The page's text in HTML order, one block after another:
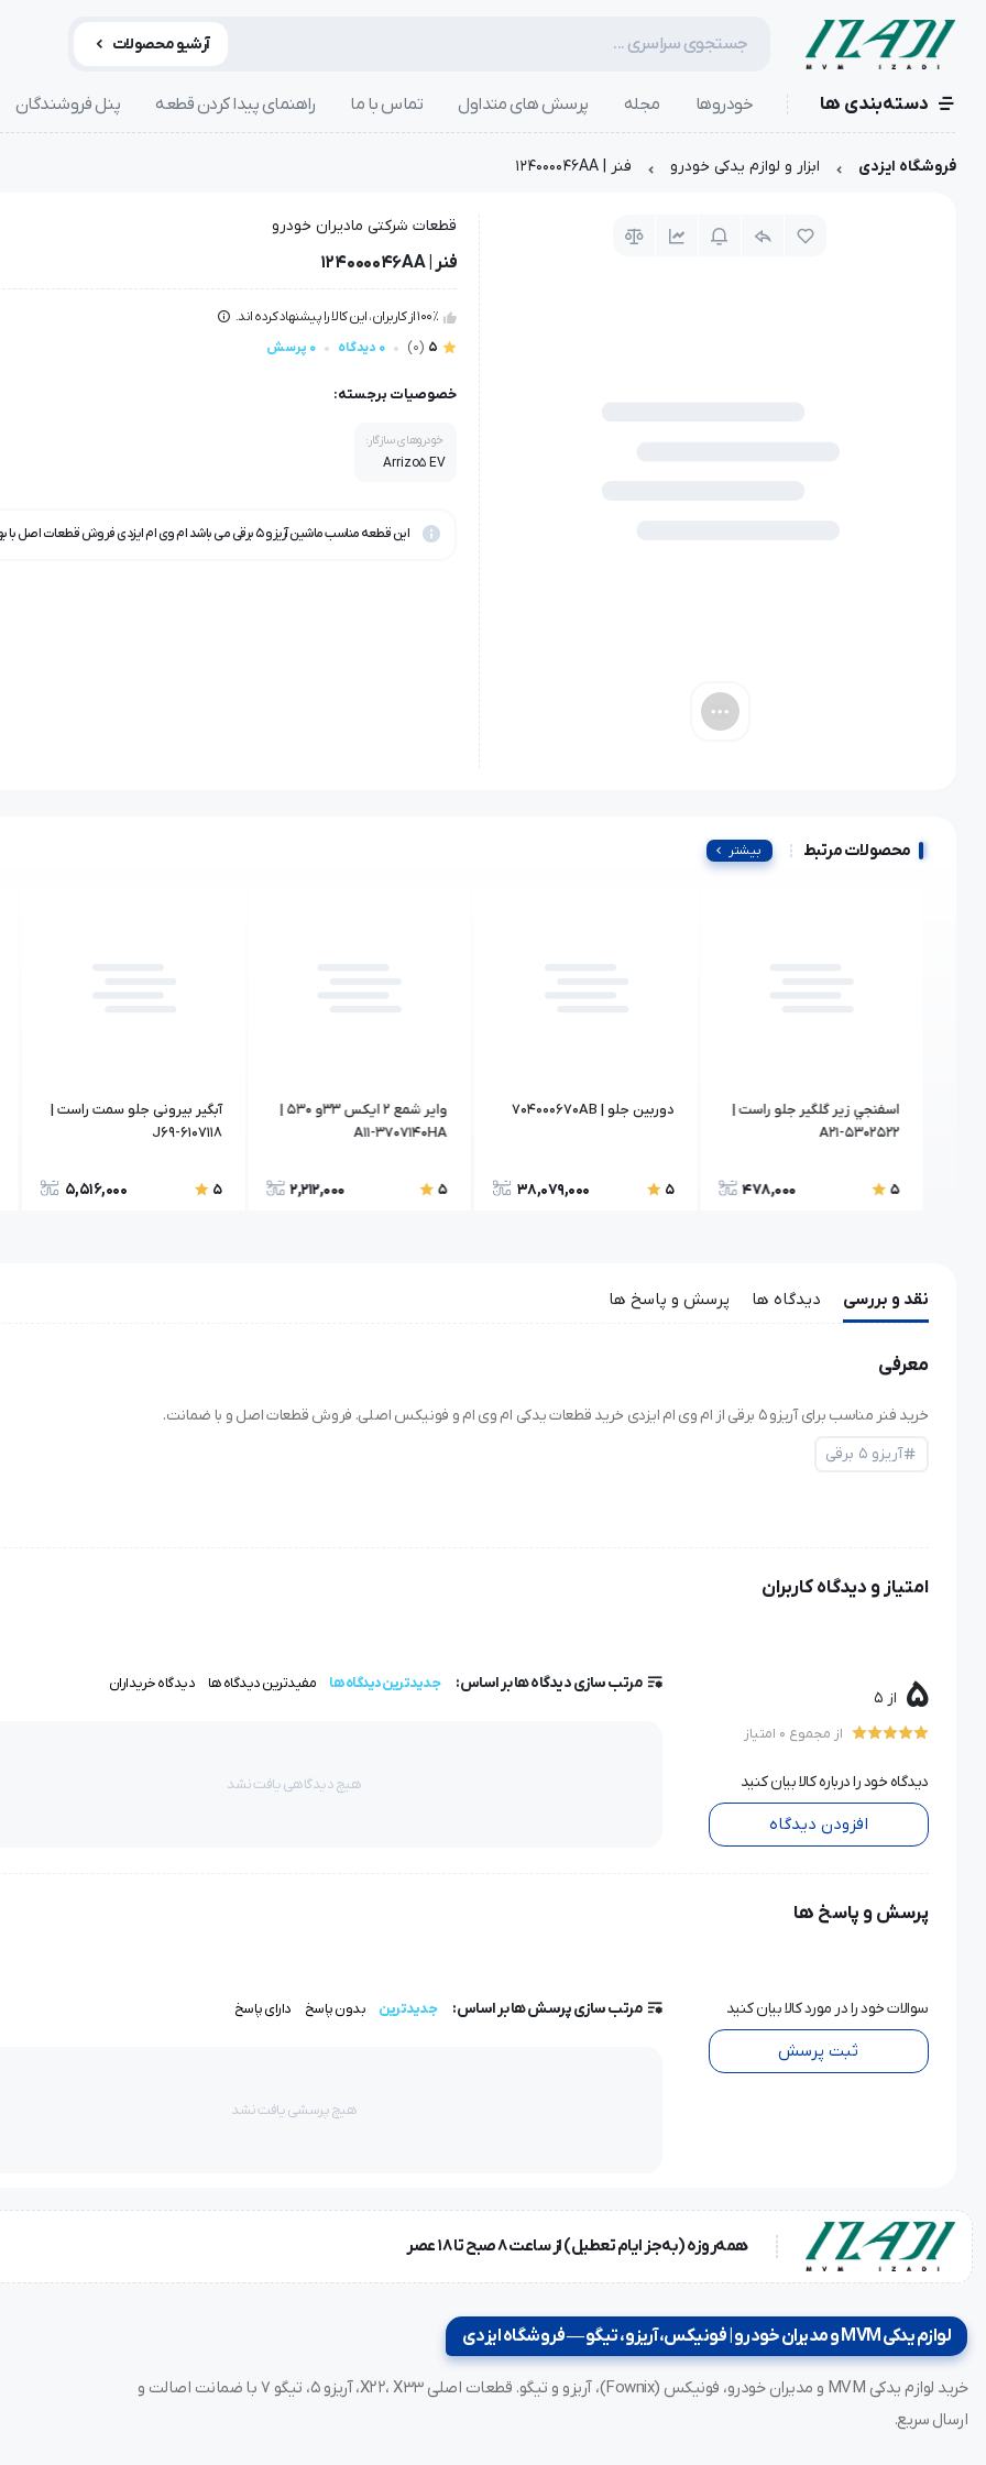
آرشیو محصولات
دسته‌بندی ها خودروها مجله پرسش های متداول تماس با ما راهنمای پیدا کردن قطعه پنل فروشندگان
فروشگاه ایزدی ابزار و لوازم یدکی خودرو فنر | 124000046AA
قطعات شرکتی مادیران خودرو
فنر | 124000046AA
100٪ از کاربران، این کالا را پیشنهاد کرده اند.
5
(0) 0 دیدگاه 0 پرسش
خصوصیات برجسته:
خودروهای سازگار:
Arrizo5 EV
این قطعه مناسب ماشین آریزو ۵ برقی می باشد ام وی ام ایزدی فروش قطعات اصل با بهترین قیمت
محصولات مرتبط بیشتر
اسفنجي زير گلگير جلو راست |
A21-5302522
5
478,000
دوربین جلو | 704000670AB
5
38,079,000
واير شمع 2 ايکس 33و 530 |
A11-3707140HA
5
2,212,000
آبگیر بیرونی جلو سمت راست |
J69-6107118
5
5,516,000
نقد و بررسی دیدگاه ها پرسش و پاسخ ها
معرفی
خرید فنر مناسب برای آریزو ۵ برقی از ام وی ام ایزدی خرید قطعات یدکی ام وی ام و فونیکس اصلی. فروش قطعات اصل و با ضمانت.
آریزو ۵ برقی
امتیاز و دیدگاه کاربران
5 از 5
از مجموع 0 امتیاز
دیدگاه خود را درباره کالا بیان کنید
افزودن دیدگاه
مرتب سازی دیدگاه ها بر اساس: جدیدترین دیدگاه ها مفیدترین دیدگاه ها دیدگاه خریداران
هیچ دیدگاهی یافت نشد
پرسش و پاسخ ها
سوالات خود را در مورد کالا بیان کنید
ثبت پرسش
مرتب سازی پرسش ها بر اساس: جدیدترین بدون پاسخ دارای پاسخ
هیچ پرسشی یافت نشد
همه‌روزه (به‌جز ایام تعطیل) از ساعت ۸ صبح تا ۱۸ عصر
لوازم یدکی MVM و مدیران خودرو | فونیکس، آریزو، تیگو — فروشگاه ایزدی
خرید لوازم یدکی MVM و مدیران خودرو، فونیکس (Fownix)، آریزو و تیگو. قطعات اصلی X22، X33، آریزو ۵، تیگو ۷ با ضمانت اصالت و
ارسال سریع.